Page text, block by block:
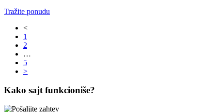
Tražite ponudu
<
1
2
…
5
>
Kako sajt funkcioniše?